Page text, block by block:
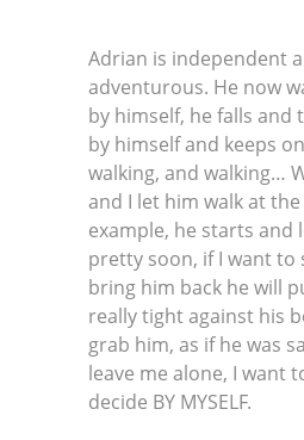
Adrian is independent
adventurous. He now
by himself, he falls and
by himself and keeps
walking, and walking…
and I let him walk at
example, he starts and
pretty soon, if I want
bring him back he will
really tight against his
grab him, as if he was
leave me alone, I want
decide BY MYSELF.